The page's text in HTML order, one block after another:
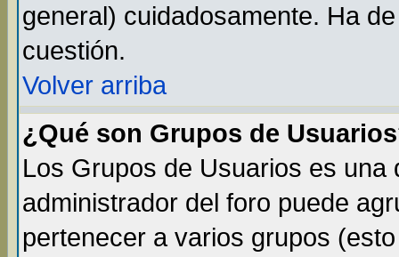
general) cuidadosamente. Ha
cuestión.
Volver arriba
¿Qué son Grupos de
Los Grupos de Usuarios es una
administrador del foro puede
pertenecer a varios grupos